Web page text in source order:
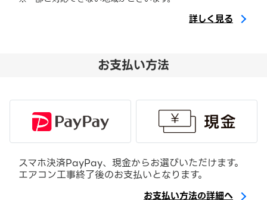
詳しく見る
お支払い方法
スマホ決済PayPay、現金からお選びいただけます。
エアコン工事終了後のお支払いとなります。
お支払い方法の詳細へ